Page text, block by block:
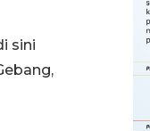
sini